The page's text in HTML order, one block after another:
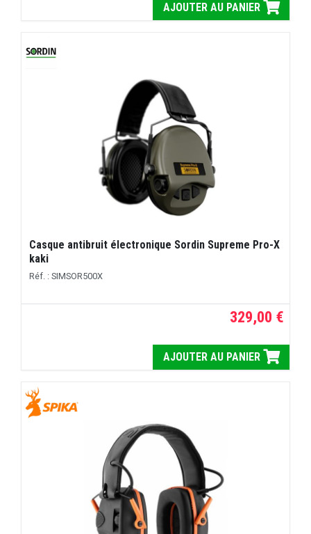
AJOUTER AU PANIER
Casque antibruit électronique Sordin Supreme Pro-X
kaki
Réf. : SIMSOR500X
329,00 €
AJOUTER AU PANIER